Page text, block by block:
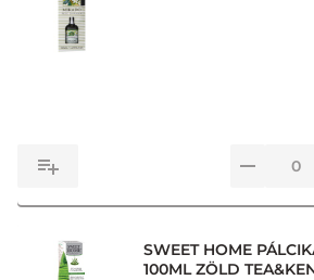
SWEET HOME
100ML ZÖLD